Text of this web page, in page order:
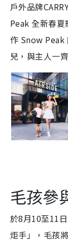
戶外品牌
Peak 全新春夏
作 Snow Peak
兒，與主人一
毛孩參
於8月10至11
炬手」，毛孩